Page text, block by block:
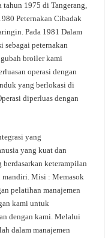
tahun 1975 di Tangerang,
Peternakan Cibadak
Pada 1981 Dalam
sebagai peternakan
broiler kami
operasi dengan
yang berlokasi di
diperluas dengan
yang
yang kuat dan
berdasarkan keterampilan
mandiri. Misi : Memasok
pelatihan manajemen
kami untuk
dengan kami. Melalui
dalam manajemen